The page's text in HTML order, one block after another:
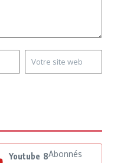
Youtube 8Abonnés